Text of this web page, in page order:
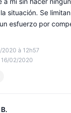
à 12h57
16/02/2020
situación. Se
esfuerzo por